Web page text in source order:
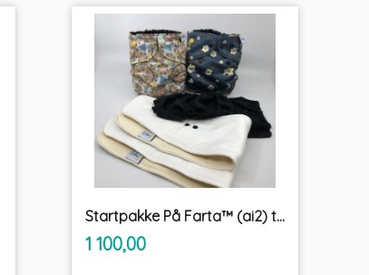
Startpakke På Farta™ (ai2) tøybleier
Pris
1 100,00inkl.
mva.